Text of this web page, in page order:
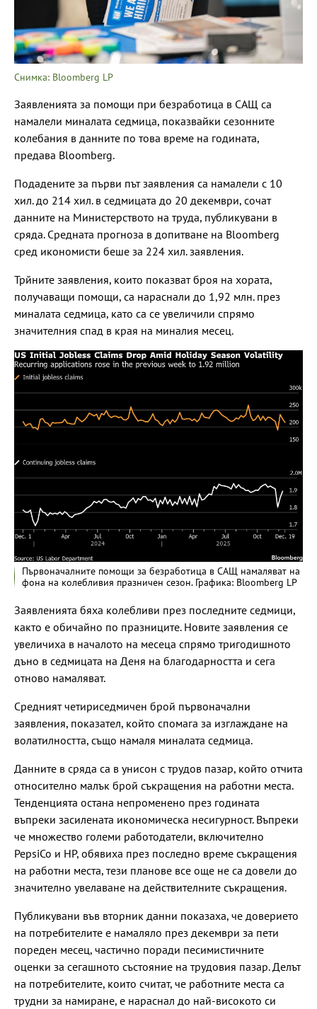
Снимка: Bloomberg LP
Заявленията за помощи при безработица в САЩ са
намалели миналата седмица, показвайки сезонните
колебания в данните по това време на годината,
предава Bloomberg.
Подадените за първи път заявления са намалели с 10
хил. до 214 хил. в седмицата до 20 декември, сочат
данните на Министерството на труда, публикувани в
сряда. Средната прогноза в допитване на Bloomberg
сред икономисти беше за 224 хил. заявления.
Трйните заявления, които показват броя на хората,
получаващи помощи, са нараснали до 1,92 млн. през
миналата седмица, като са се увеличили спрямо
значителния спад в края на миналия месец.
Първоначалните помощи за безработица в САЩ намаляват на
фона на колебливия празничен сезон. Графика: Bloomberg LP
Заявленията бяха колебливи през последните седмици,
както е обичайно по празниците. Новите заявления се
увеличиха в началото на месеца спрямо тригодишното
дъно в седмицата на Деня на благодарността и сега
отново намаляват.
Средният четириседмичен брой първоначални
заявления, показател, който спомага за изглаждане на
волатилността, също намаля миналата седмица.
Данните в сряда са в унисон с трудов пазар, който отчита
относително малък брой съкращения на работни места.
Тенденцията остана непроменено през годината
въпреки засилената икономическа несигурност. Въпреки
че множество големи работодатели, включително
PepsiCo и HP, обявиха през последно време съкращения
на работни места, тези планове все още не са довели до
значително увелаване на действителните съкращения.
Публикувани във вторник данни показаха, че доверието
на потребителите е намаляло през декември за пети
пореден месец, частично поради песимистичните
оценки за сегашното състояние на трудовия пазар. Делът
на потребителите, които считат, че работните места са
трудни за намиране, е нараснал до най-високото си